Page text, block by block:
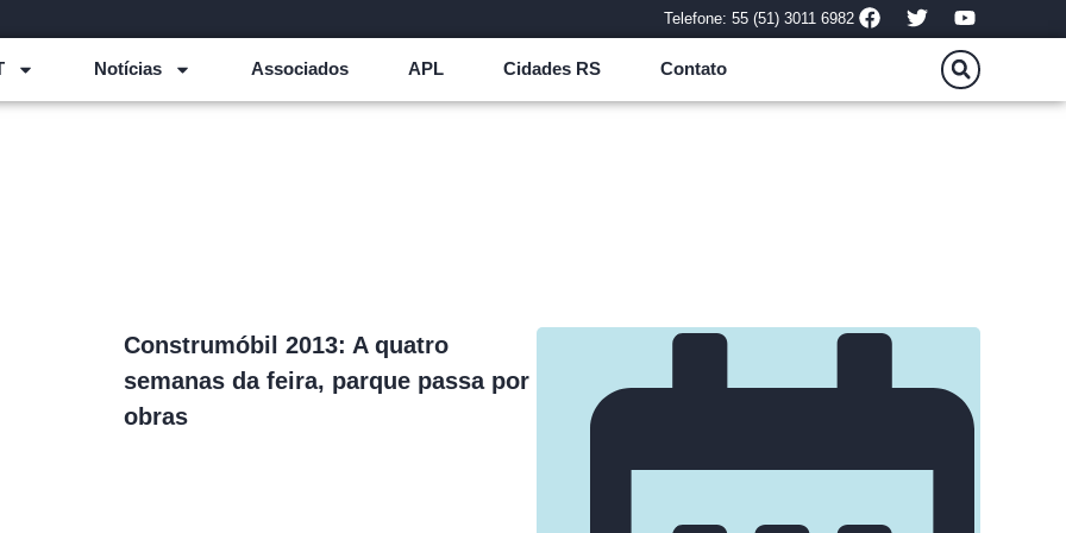
Telefone: 55 (51) 3011 6982
Notícias Associados APL Cidades RS Contato
Construmóbil 2013: A quatro
semanas da feira, parque passa por
obras